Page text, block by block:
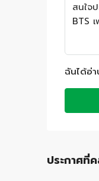
ฉันได้อ่
ประกาศที่